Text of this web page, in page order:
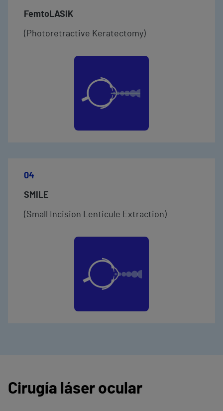
FemtoLASIK
(Photoretractive Keratectomy)
04
SMILE
(Small Incision Lenticule Extraction)
Cirugía láser ocular